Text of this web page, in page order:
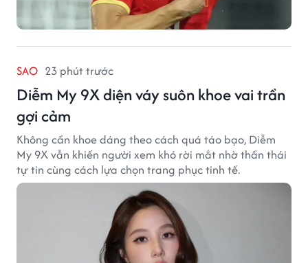
SAO 23 phút trước
Diễm My 9X diện váy suôn khoe vai trần
gợi cảm
Không cần khoe dáng theo cách quá táo bạo, Diễm
My 9X vẫn khiến người xem khó rời mắt nhờ thần thái
tự tin cùng cách lựa chọn trang phục tinh tế.